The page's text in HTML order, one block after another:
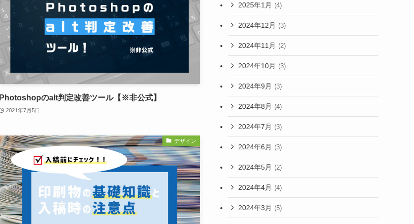
Photoshopのalt判定改善ツール【※非公式】
2021年7月5日
デザイン
2025年1月 (4)
2024年12月 (3)
2024年11月 (2)
2024年10月 (3)
2024年9月 (3)
2024年8月 (4)
2024年7月 (3)
2024年6月 (3)
2024年5月 (2)
2024年4月 (4)
2024年3月 (5)